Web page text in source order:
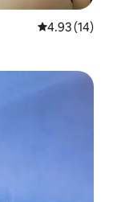
औसत रेटिंग 5 में
4.93 (14)